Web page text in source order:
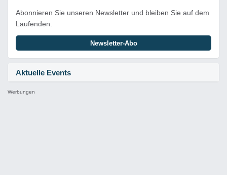
Aktuelle Events
Abonnieren Sie unseren Newsletter und bleiben Sie auf dem
Laufenden.
Newsletter-Abo
Werbungen